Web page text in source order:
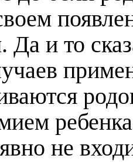
Да и то
не